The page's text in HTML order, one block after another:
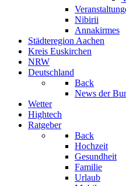
Nibirii
Annakirmes
Städteregion Aachen
Kreis Euskirchen
NRW
Deutschland
Back
News der
Wetter
Hightech
Ratgeber
Back
Hochzeit
Gesundheit
Familie
Urlaub